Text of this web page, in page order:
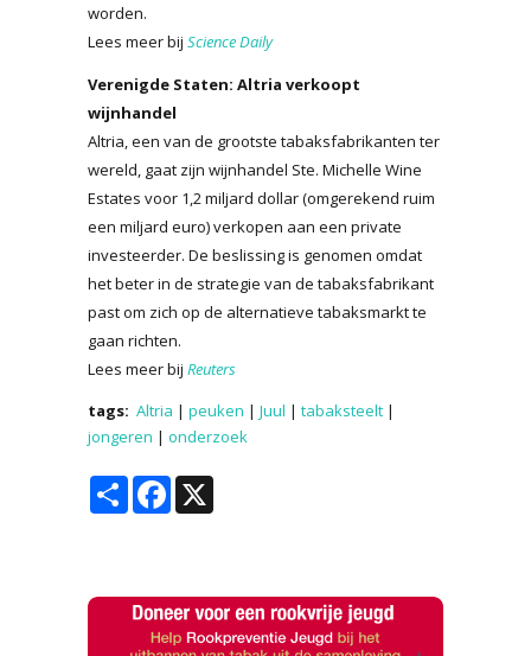
worden.
Lees meer bij Science Daily
Verenigde Staten: Altria verkoopt
wijnhandel
Altria, een van de grootste tabaksfabrikanten ter
wereld, gaat zijn wijnhandel Ste. Michelle Wine
Estates voor 1,2 miljard dollar (omgerekend ruim
een miljard euro) verkopen aan een private
investeerder. De beslissing is genomen omdat
het beter in de strategie van de tabaksfabrikant
past om zich op de alternatieve tabaksmarkt te
gaan richten.
Lees meer bij Reuters
tags: Altria | peuken | Juul | tabaksteelt |
jongeren | onderzoek
Share Facebook